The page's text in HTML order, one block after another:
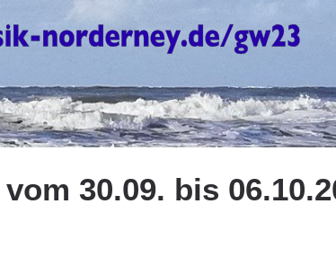
vom 30.09. bis